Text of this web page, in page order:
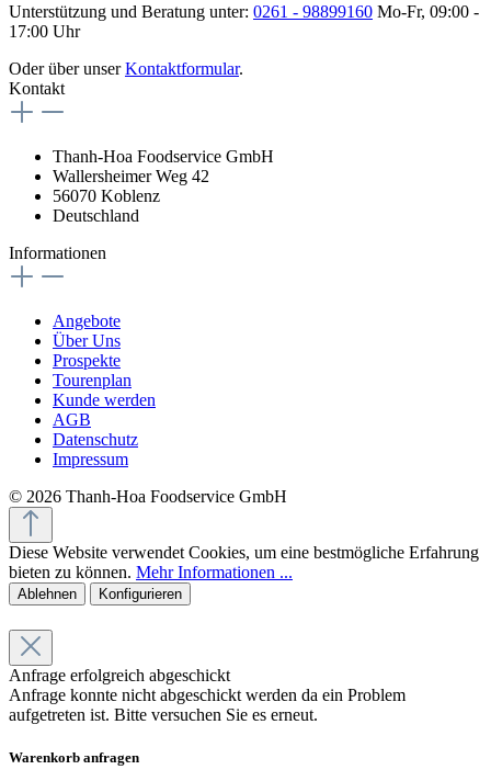
Unterstützung und Beratung unter: 0261 - 98899160 Mo-Fr, 09:00 -
17:00 Uhr
Oder über unserKontaktformular.
Kontakt
Thanh-Hoa Foodservice GmbH
Wallersheimer Weg 42
56070 Koblenz
Deutschland
Informationen
Angebote
Über Uns
Prospekte
Tourenplan
Kunde werden
AGB
Datenschutz
Impressum
© 2026 Thanh-Hoa Foodservice GmbH
Diese Website verwendet Cookies, um eine bestmögliche Erfahrung
bieten zu können. Mehr Informationen ...
Ablehnen Konfigurieren
Anfrage erfolgreich abgeschickt
Anfrage konnte nicht abgeschickt werden da ein Problem
aufgetreten ist. Bitte versuchen Sie es erneut.
Warenkorb anfragen